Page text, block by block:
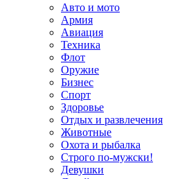
Авто и мото
Армия
Авиация
Техника
Флот
Оружие
Бизнес
Спорт
Здоровье
Отдых и развлечения
Животные
Охота и рыбалка
Строго по-мужски!
Девушки